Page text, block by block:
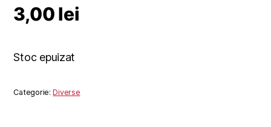
3,00lei
Stoc epuizat
Categorie:Diverse